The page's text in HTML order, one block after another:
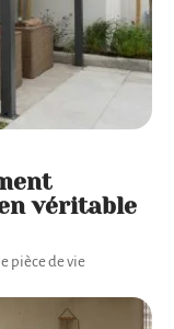
véritable
pièce de vie